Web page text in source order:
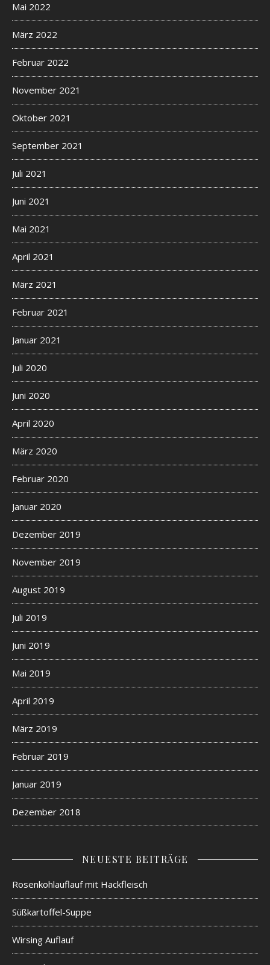
Mai 2022
März 2022
Februar 2022
November 2021
Oktober 2021
September 2021
Juli 2021
Juni 2021
Mai 2021
April 2021
März 2021
Februar 2021
Januar 2021
Juli 2020
Juni 2020
April 2020
März 2020
Februar 2020
Januar 2020
Dezember 2019
November 2019
August 2019
Juli 2019
Juni 2019
Mai 2019
April 2019
März 2019
Februar 2019
Januar 2019
Dezember 2018
NEUESTE BEITRÄGE
Rosenkohlauflauf mit Hackfleisch
Süßkartoffel-Suppe
Wirsing Auflauf